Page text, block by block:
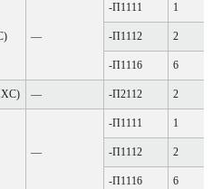
—
-П1111 1
-П1112 2
-П1116 6
— -П2112 2
—
-П1111 1
-П1112 2
-П1116 6